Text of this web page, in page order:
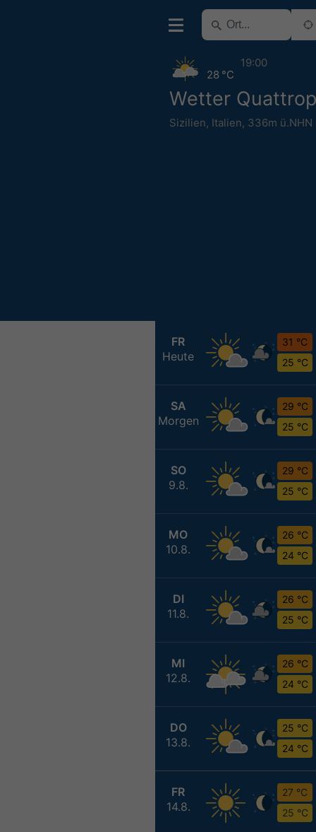
Wetter
Sizilien, Italien, 336m ü.NHN
28 °C
19:00
FR
Heute
31 °C
25 °C
SA
Morgen
29 °C
25 °C
SO
9.8.
29 °C
25 °C
MO
10.8.
26 °C
24 °C
DI
11.8.
26 °C
25 °C
MI
12.8.
26 °C
24 °C
DO
13.8.
25 °C
24 °C
FR
14.8.
27 °C
25 °C